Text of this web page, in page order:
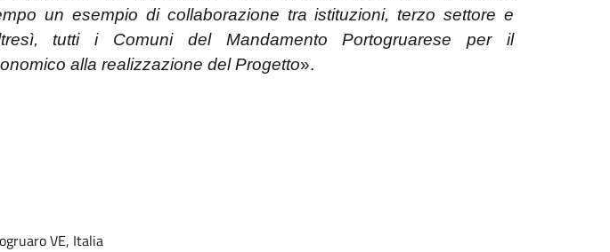
un esempio di collaborazione tra istituzioni, terzo settore e
tutti i Comuni del Mandamento Portogruarese per il
alla realizzazione del Progetto».
VE, Italia